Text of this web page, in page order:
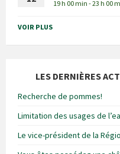
19 h 00 min - 23 h 00
VOIR PLUS
LES DERNIÈRES
Recherche de pommes!
Limitation des usages de
Le vice-président de la